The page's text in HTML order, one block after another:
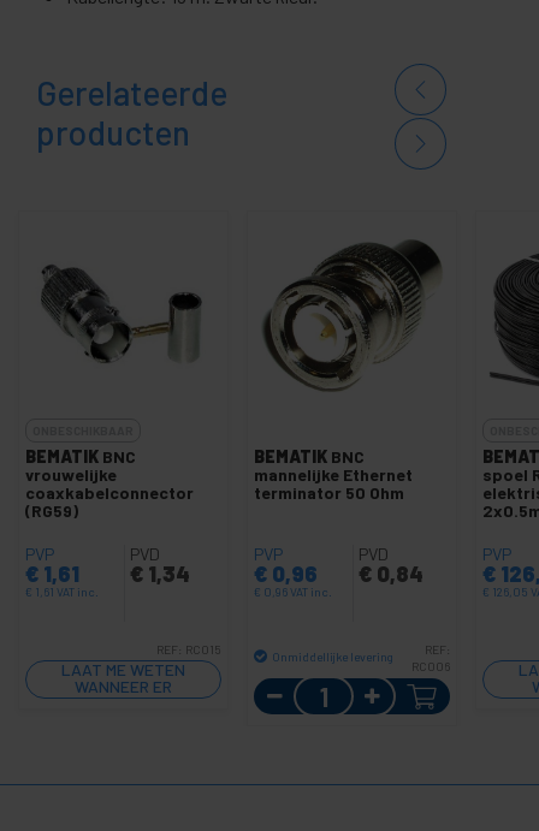
Gerelateerde
producten
BEMATIK BNC
vrouwelijke
coaxkabelconnector
(RG59)
PVP
€ 1,61
€ 1,61 VAT inc.
PVD
€1,34
REF: RC015
LAAT ME WETEN
WANNEER ER
VOORRAAD IS
BEMATIK BNC
mannelijke Ethernet
terminator 50 Ohm
PVP
€ 0,96
€ 0,96VAT inc.
PVD
€0,84
Onmiddellijke levering
REF:
RC006
Aantal
spoel
PVP
€
€ 126,05